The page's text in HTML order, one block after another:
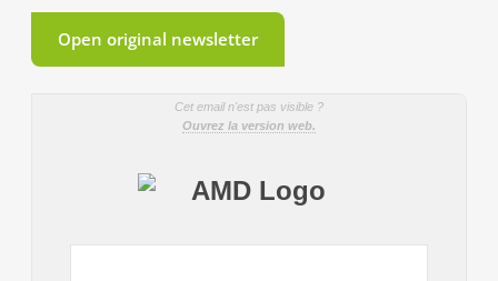
Open original newsletter